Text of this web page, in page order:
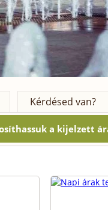
Kérdésed van?
a kijelzett